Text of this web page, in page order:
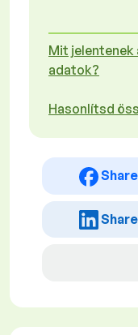
Mit
adatok?
Hasonlítsd
Share
Share